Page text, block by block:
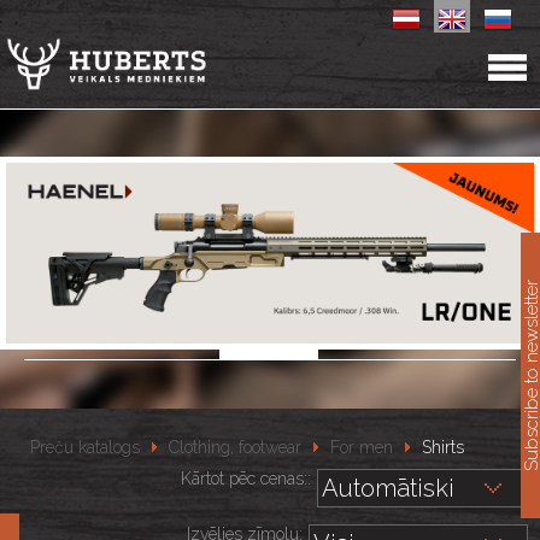
Preču katalogs Clothing, footwear For men
Shirts
Kārtot pēc cenas::
Izvēlies zīmolu:
Subscribe